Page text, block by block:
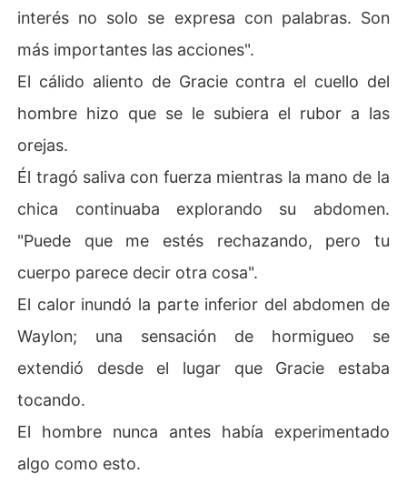
interés no solo se expresa con palabras. Son
más importantes las acciones".
El cálido aliento de Gracie contra el cuello del
hombre hizo que se le subiera el rubor a las
orejas.
Él tragó saliva con fuerza mientras la mano de la
chica continuaba explorando su abdomen.
"Puede que me estés rechazando, pero tu
cuerpo parece decir otra cosa".
El calor inundó la parte inferior del abdomen de
Waylon; una sensación de hormigueo se
extendió desde el lugar que Gracie estaba
tocando.
El hombre nunca antes había experimentado
algo como esto.